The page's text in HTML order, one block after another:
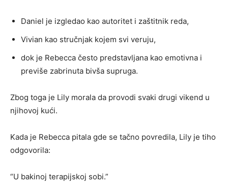
Daniel je izgledao kao autoritet i zaštitnik reda,
Vivian kao stručnjak kojem svi veruju,
dok je Rebecca često predstavljana kao emotivna i
previše zabrinuta bivša supruga.
Zbog toga je Lily morala da provodi svaki drugi vikend u
njihovoj kući.
Kada je Rebecca pitala gde se tačno povredila, Lily je tiho
odgovorila:
“U bakinoj terapijskoj sobi.”